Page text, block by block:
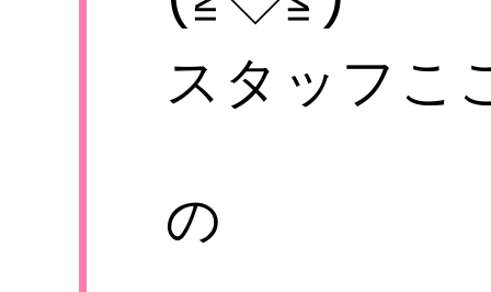
メール
s-
スタッフこ
の